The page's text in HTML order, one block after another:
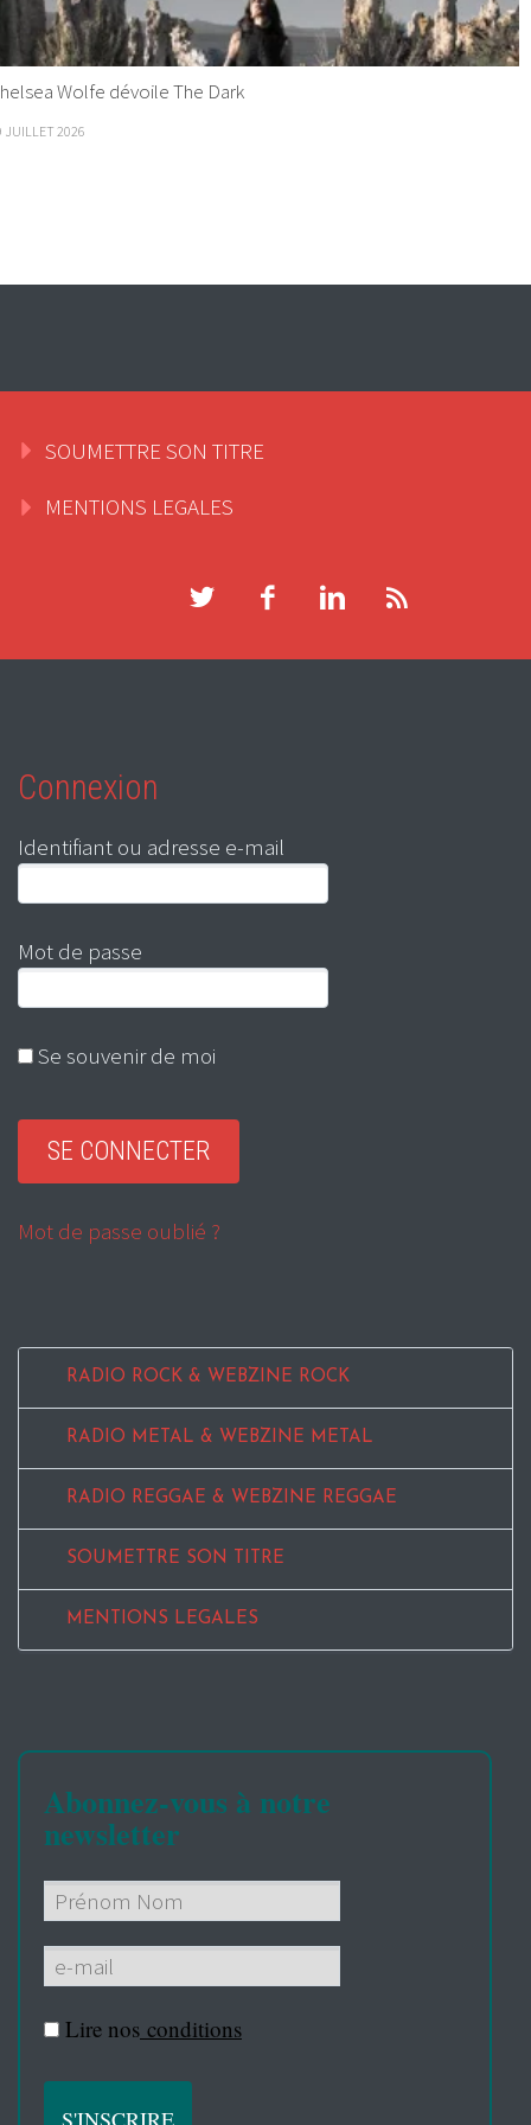
Wolfe dévoile The Dark
JUILLET 2026
SOUMETTRE SON TITRE
MENTIONS LEGALES
Connexion
Identifiant ou adresse e-mail
Mot de passe
Se souvenir de moi
Mot de passe oublié ?
RADIO ROCK & WEBZINE ROCK
RADIO METAL & WEBZINE METAL
RADIO REGGAE & WEBZINE REGGAE
SOUMETTRE SON TITRE
MENTIONS LEGALES
Abonnez-vous à notre
newsletter
Lire nos conditions